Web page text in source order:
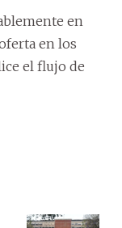
en
en los
el flujo de